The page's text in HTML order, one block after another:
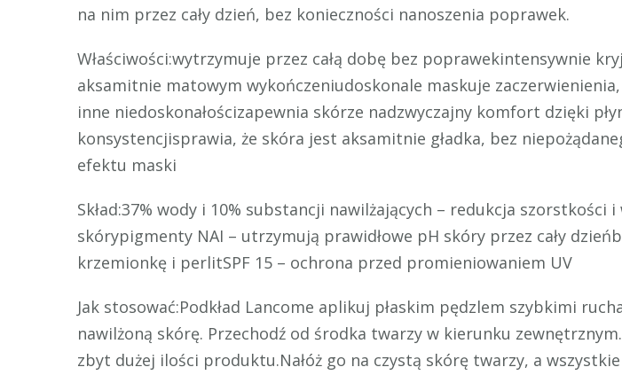
na nim przez cały dzień, bez konieczności nanoszenia poprawek.
Właściwości:wytrzymuje przez całą dobę bez poprawekintensywnie
aksamitnie matowym wykończeniudoskonale maskuje
inne niedoskonałościzapewnia skórze nadzwyczajny komfort dzięki
konsystencjisprawia, że skóra jest aksamitnie gładka, bez
efektu maski
Skład:37% wody i 10% substancji nawilżających – redukcja szorstkości i
skórypigmenty NAI – utrzymują prawidłowe pH skóry przez cały
krzemionkę i perlitSPF 15 – ochrona przed promieniowaniem UV
Jak stosować:Podkład Lancome aplikuj płaskim pędzlem szybkimi
nawilżoną skórę. Przechodź od środka twarzy w kierunku
zbyt dużej ilości produktu.Nałóż go na czystą skórę twarzy, a